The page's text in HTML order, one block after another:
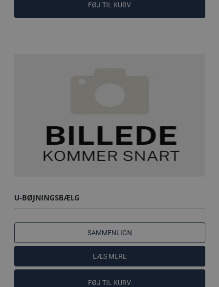
FØJ TIL KURV
U-BØJNINGSBÆLG
SAMMENLIGN
LÆS MERE
FØJ TIL KURV